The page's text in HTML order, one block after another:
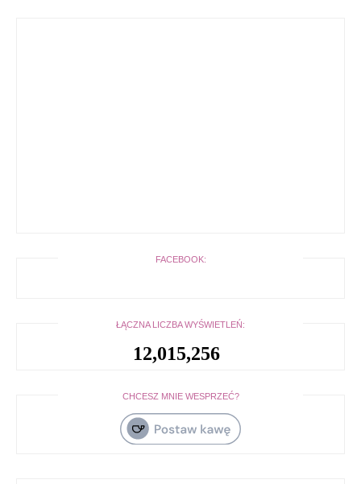
FACEBOOK:
ŁĄCZNA LICZBA WYŚWIETLEŃ:
12,015,256
CHCESZ MNIE WESPRZEĆ?